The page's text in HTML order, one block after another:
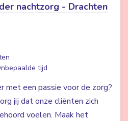
nachtzorg - Drachten
tijd
met een passie voor de zorg?
jij dat onze cliënten zich
voelen. Maak het